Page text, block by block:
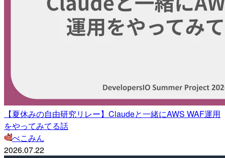
【夏休みの自由研究リレー】Claudeと一緒にAWS WAF運用
をやってみてる話
べこみん
2026.07.22